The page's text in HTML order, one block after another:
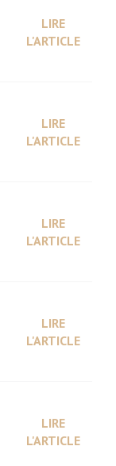
LIRE
L'ARTICLE
LIRE
L'ARTICLE
LIRE
L'ARTICLE
LIRE
L'ARTICLE
LIRE
L'ARTICLE